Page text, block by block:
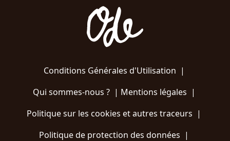
Conditions Générales d'Utilisation |
Qui sommes-nous ?| Mentions légales |
Politique sur les cookies et autres traceurs |
Politique de protection des données |